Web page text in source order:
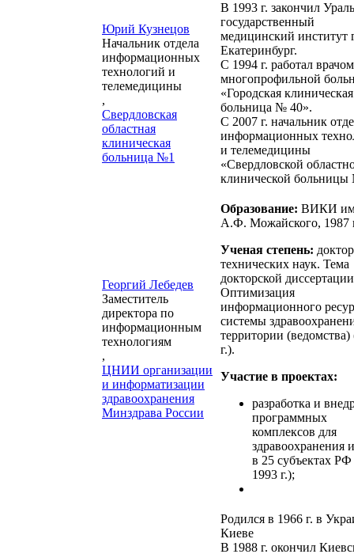
Юрий Кузнецов
Начальник отдела
информационных
технологий и
телемедицины
,
Свердловская
областная
клиническая
больница №1
В 1993 г. закончил
государственный
медицинский институт
Екатеринбург.
С 1994 г. работал
многопрофильной
«Городская клиническая
больница № 40».
С 2007 г. начальник
информационных
и телемедицины
«Свердловской
клинической
Георгий Лебедев
Заместитель
директора по
информационным
технологиям
,
ЦНИИ организации
и информатизации
здравоохранения
Минздрава России
Образование: ВИКИ
А.Ф. Можайского, 1987
Ученая степень: доктор
технических наук. Тема
докторской
Оптимизация
информационного
системы
территории (ведомства)
г.).
Участие в проектах:
разработка и
программных
комплексов для
в 25 субъектах РФ
1993 г.);
Родился в 1966 г. в
Киеве
В 1988 г. окончил